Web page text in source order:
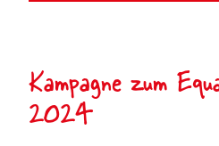
Kampagne zum
2024